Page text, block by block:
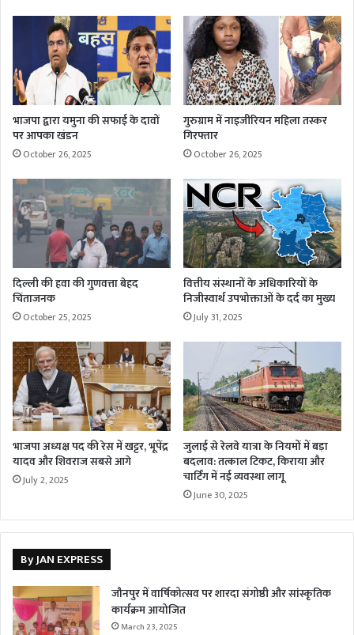
भाजपा द्वारा यमुना की सफाई के दावों
पर आपका खंडन
October 26, 2025
गुरुग्राम में नाइजीरियन महिला तस्कर
गिरफ्तार
October 26, 2025
दिल्ली की हवा की गुणवत्ता बेहद
चिंताजनक
October 25, 2025
वित्तीय संस्थानों के अधिकारियों के
निजीस्वार्थ उपभोक्ताओं के दर्द का मुख्य
July 31, 2025
भाजपा अध्यक्ष पद की रेस में खट्टर, भूपेंद्र
यादव और शिवराज सबसे आगे
July 2, 2025
जुलाई से रेलवे यात्रा के नियमों में बड़ा
बदलाव: तत्काल टिकट, किराया और
चार्टिंग में नई व्यवस्था लागू
June 30, 2025
By JAN EXPRESS
जौनपुर में वार्षिकोत्सव पर शारदा संगोष्ठी और सांस्कृतिक
कार्यक्रम आयोजित
March 23, 2025